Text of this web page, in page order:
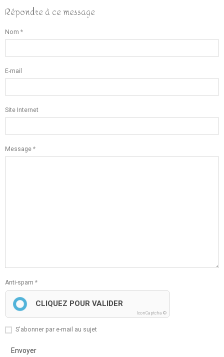
Répondre à ce message
Nom
E-mail
Site Internet
Message
Anti-spam
CLIQUEZ POUR VALIDER
IconCaptcha ©
S'abonner par e-mail au sujet
Envoyer